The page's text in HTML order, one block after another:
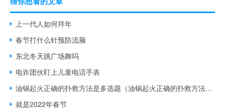
上一代人如何拜年
春节打什么针预防流脑
东北冬天跳广场舞吗
电诈团伙盯上儿童电话手表
油锅起火正确的扑救方法是多选题（油锅起火正确的扑救方法是）
就是2022年春节